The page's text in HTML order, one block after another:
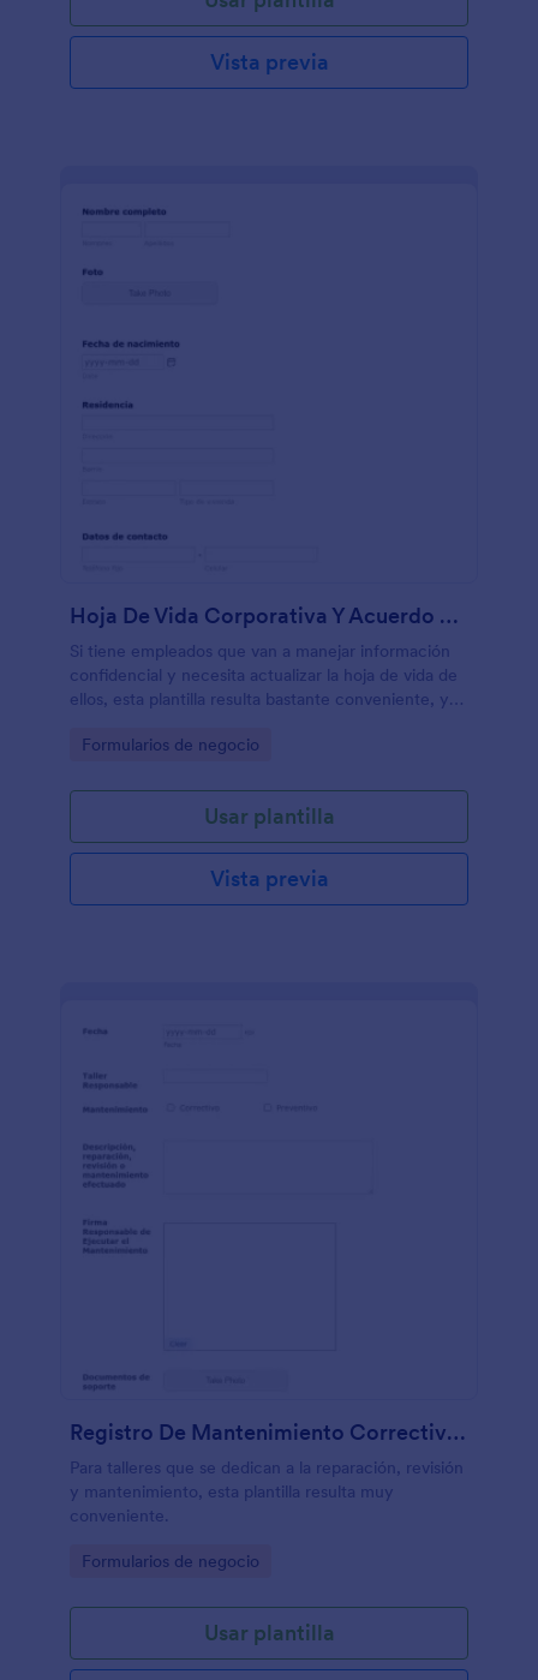
Vista previa
Hoja De Vida Corporativa Y Acuerdo De Confidencialidad
Si tiene empleados que van a manejar información
confidencial y necesita actualizar la hoja de vida de
ellos, esta plantilla resulta bastante conveniente, ya
Go to Category:
Formularios de negocio
Usar plantilla
Vista previa
Registro De Mantenimiento Correctivo Y Preventivo
Para talleres que se dedican a la reparación, revisión
y mantenimiento, esta plantilla resulta muy
conveniente.
Go to Category:
Formularios de negocio
Usar plantilla